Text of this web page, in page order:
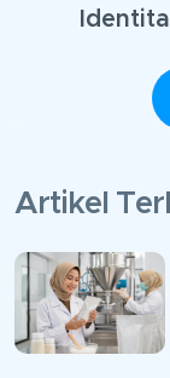
Artikel